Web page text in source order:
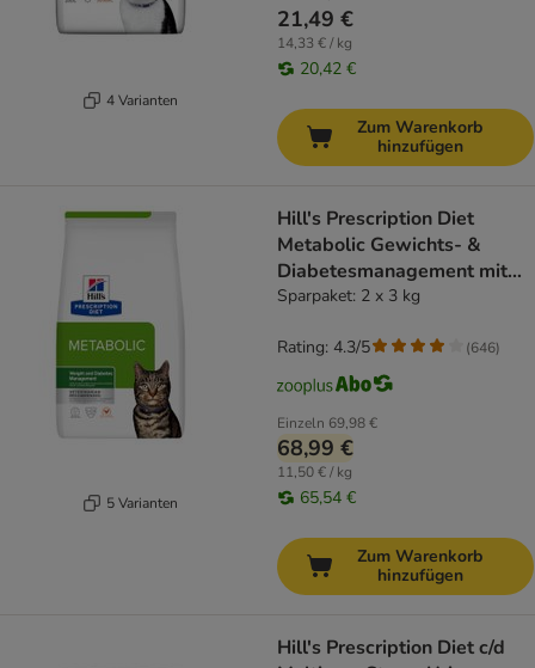
4 Varianten
21,49 €
14,33 € / kg
20,42 €
Zum Warenkorb
hinzufügen
5 Varianten
Hill's Prescription Diet
Metabolic Gewichts- &
Diabetesmanagement mit
Huhn
Sparpaket: 2 x 3 kg
Einzeln 69,98 €
68,99 €
11,50 € / kg
65,54 €
Rating: 4.3/5 (646)
Zum Warenkorb
hinzufügen
Hill's Prescription Diet c/d